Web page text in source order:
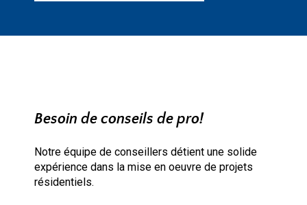
Besoin de conseils de pro!
Notre équipe de conseillers détient une solide
expérience dans la mise en oeuvre de projets
résidentiels.